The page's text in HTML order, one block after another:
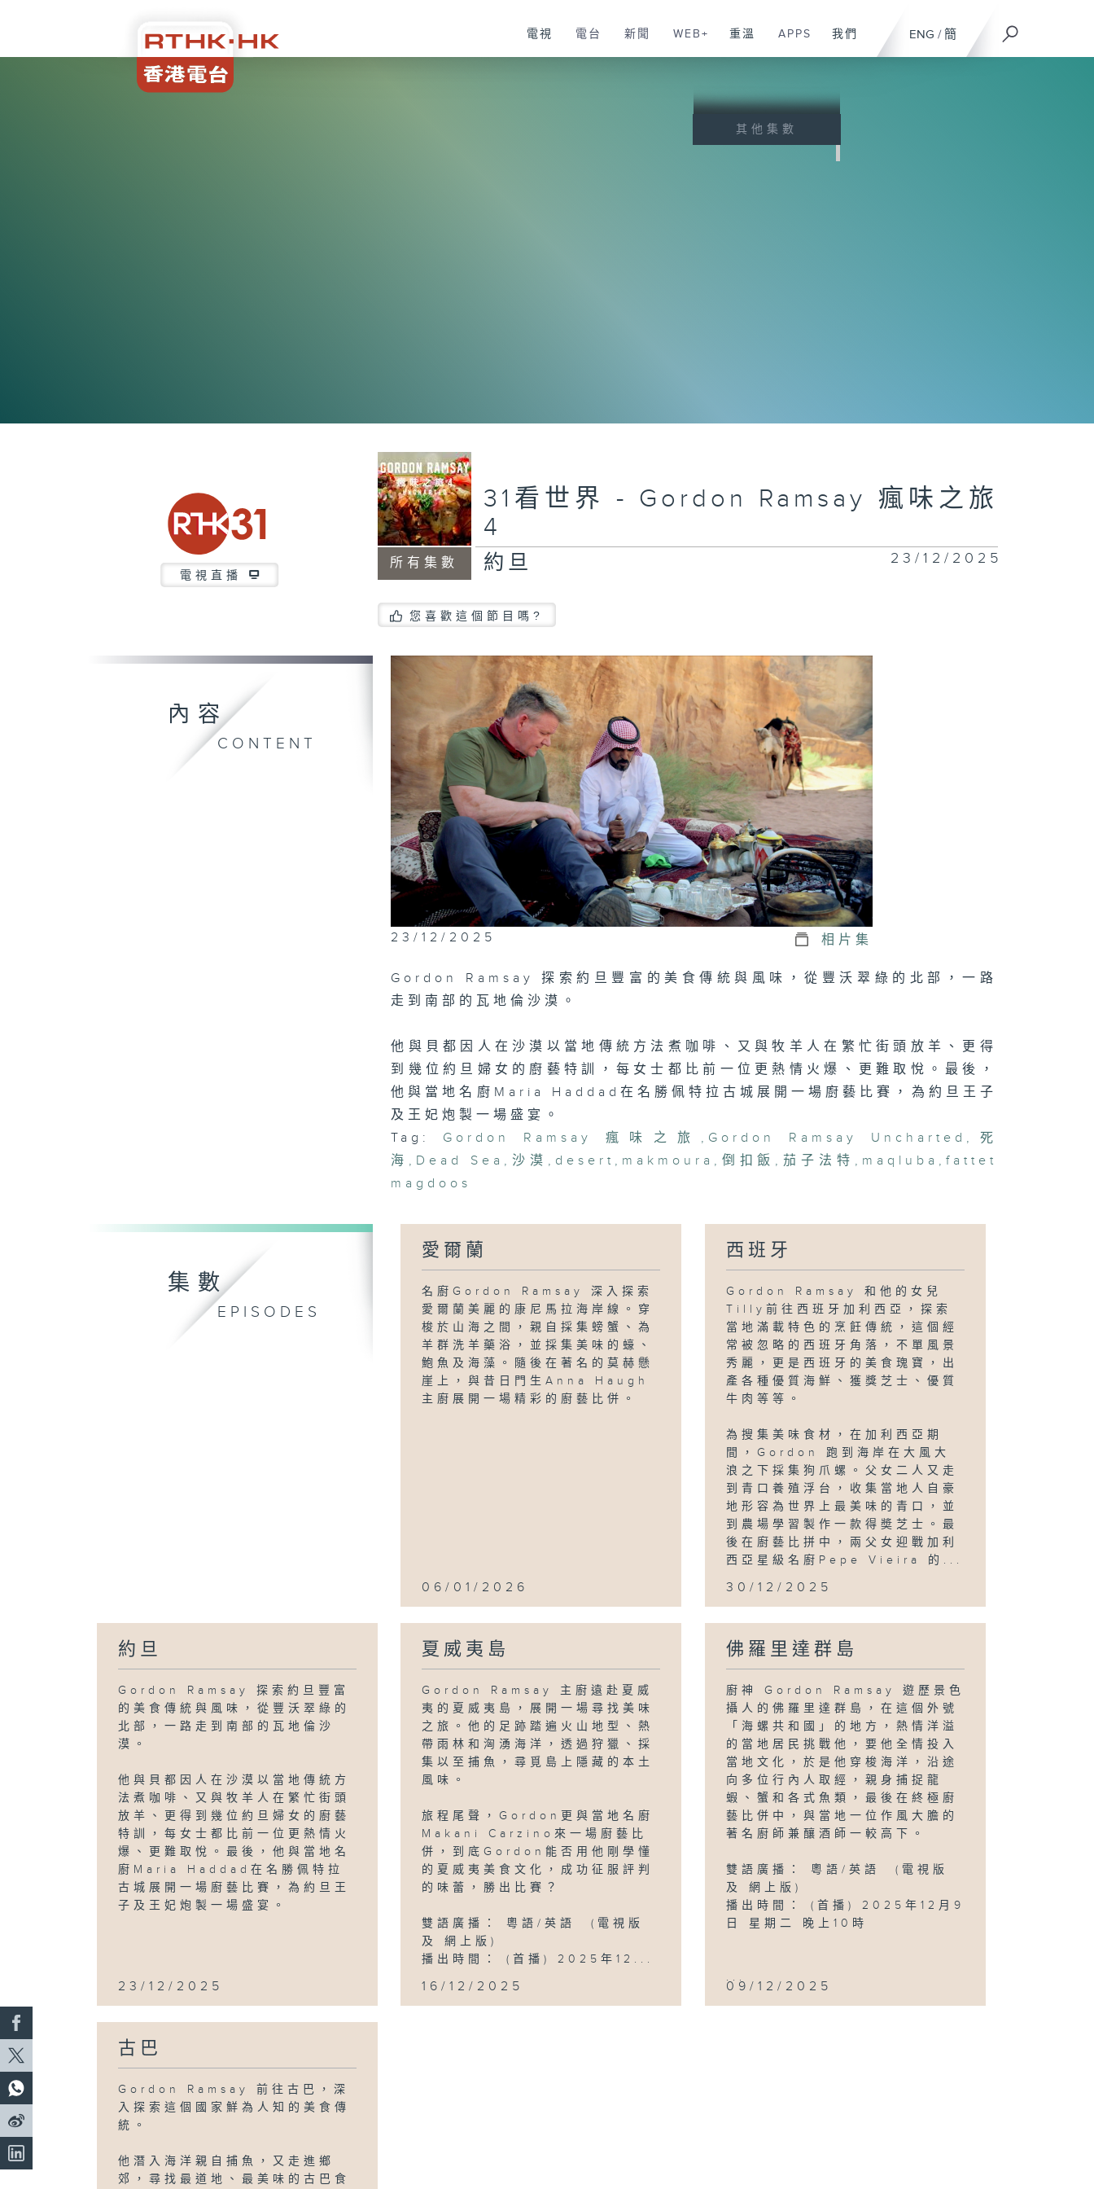
ENG / 簡
電視 電台 新聞 WEB+ 重溫 APPS 我們
其他集數
電視直播
所有集數
31看世界 - Gordon Ramsay 瘋味之旅
4
約旦 23/12/2025
您喜歡這個節目嗎?
內容
CONTENT
23/12/2025 相片集
Gordon Ramsay 探索約旦豐富的美食傳統與風味，從豐沃翠綠的北部，一路
走到南部的瓦地倫沙漠。
他與貝都因人在沙漠以當地傳統方法煮咖啡、又與牧羊人在繁忙街頭放羊、更得
到幾位約旦婦女的廚藝特訓，每女士都比前一位更熱情火爆、更難取悅。最後，
他與當地名廚Maria Haddad在名勝佩特拉古城展開一場廚藝比賽，為約旦王子
及王妃炮製一場盛宴。
Tag:
Gordon Ramsay 瘋味之旅 , Gordon Ramsay Uncharted ,
死
海 , Dead Sea , 沙漠 , desert , makmoura , 倒扣飯 , 茄子法特 , maqluba , fattet
magdoos
集數
EPISODES
愛爾蘭
名廚Gordon Ramsay 深入探索
愛爾蘭美麗的康尼馬拉海岸線。穿
梭於山海之間，親自採集螃蟹、為
羊群洗羊藥浴，並採集美味的蠔、
鮑魚及海藻。隨後在著名的莫赫懸
崖上，與昔日門生Anna Haugh
主廚展開一場精彩的廚藝比併。
06/01/2026
西班牙
Gordon Ramsay 和他的女兒
Tilly前往西班牙加利西亞，探索
當地滿載特色的烹飪傳統，這個經
常被忽略的西班牙角落，不單風景
秀麗，更是西班牙的美食瑰寶，出
產各種優質海鮮、獲獎芝士、優質
牛肉等等。
為搜集美味食材，在加利西亞期
間，Gordon 跑到海岸在大風大
浪之下採集狗爪螺。父女二人又走
到青口養殖浮台，收集當地人自豪
地形容為世界上最美味的青口，並
到農場學習製作一款得奬芝士。最
後在廚藝比拼中，兩父女迎戰加利
西亞星級名廚Pepe Vieira 的...
30/12/2025
約旦
Gordon Ramsay 探索約旦豐富
的美食傳統與風味，從豐沃翠綠的
北部，一路走到南部的瓦地倫沙
漠。
他與貝都因人在沙漠以當地傳統方
法煮咖啡、又與牧羊人在繁忙街頭
放羊、更得到幾位約旦婦女的廚藝
特訓，每女士都比前一位更熱情火
爆、更難取悅。最後，他與當地名
廚Maria Haddad在名勝佩特拉
古城展開一場廚藝比賽，為約旦王
子及王妃炮製一場盛宴。
23/12/2025
夏威夷島
Gordon Ramsay 主廚遠赴夏威
夷的夏威夷島，展開一場尋找美味
之旅。他的足跡踏遍火山地型、熱
帶雨林和洶湧海洋，透過狩獵、採
集以至捕魚，尋覓島上隱藏的本土
風味。
旅程尾聲，Gordon更與當地名廚
Makani Carzino來一場廚藝比
併，到底Gordon能否用他剛學懂
的夏威夷美食文化，成功征服評判
的味蕾，勝出比賽？
雙語廣播： 粵語/英語 (電視版
及 網上版)
播出時間： (首播) 2025年12...
16/12/2025
佛羅里達群島
廚神 Gordon Ramsay 遊歷景色
攝人的佛羅里達群島，在這個外號
「海螺共和國」的地方，熱情洋溢
的當地居民挑戰他，要他全情投入
當地文化，於是他穿梭海洋，沿途
向多位行內人取經，親身捕捉龍
蝦、蟹和各式魚類，最後在終極廚
藝比併中，與當地一位作風大膽的
著名廚師兼釀酒師一較高下。
雙語廣播： 粵語/英語 (電視版
及 網上版)
播出時間： (首播) 2025年12月9
日 星期二 晚上10時
...
09/12/2025
古巴
Gordon Ramsay 前往古巴，深
入探索這個國家鮮為人知的美食傳
統。
他潛入海洋親自捕魚，又走進鄉
郊，尋找最道地、最美味的古巴食